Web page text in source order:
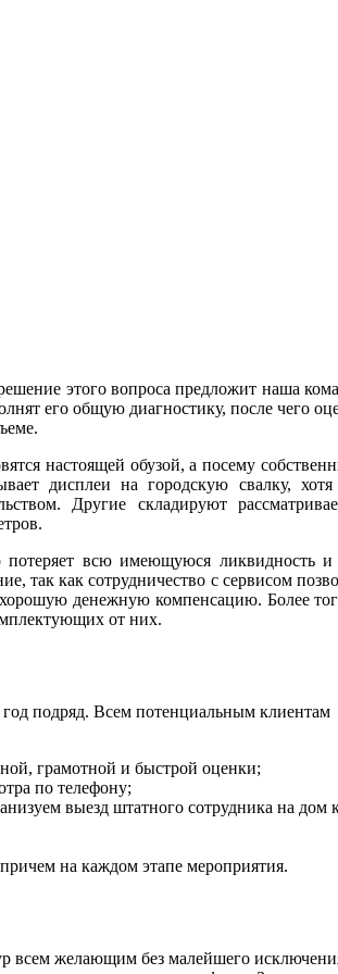
этого вопроса предложит наша
его общую диагностику, после чего
настоящей обузой, а посему
дисплеи на городскую свалку, хотя
Другие складируют
потеряет всю имеющуюся ликвидность и
так как сотрудничество с сервисом
хорошую денежную компенсацию. Более
от них.
подряд. Всем потенциальным клиентам
грамотной и быстрой оценки;
по телефону;
выезд штатного сотрудника на дом
на каждом этапе мероприятия.
всем желающим без малейшего